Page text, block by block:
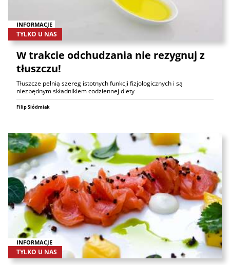
INFORMACJE
TYLKO U NAS
W trakcie odchudzania nie rezygnuj z
tłuszczu!
Tłuszcze pełnią szereg istotnych funkcji fizjologicznych i są
niezbędnym składnikiem codziennej diety
Filip Siódmiak
INFORMACJE
TYLKO U NAS